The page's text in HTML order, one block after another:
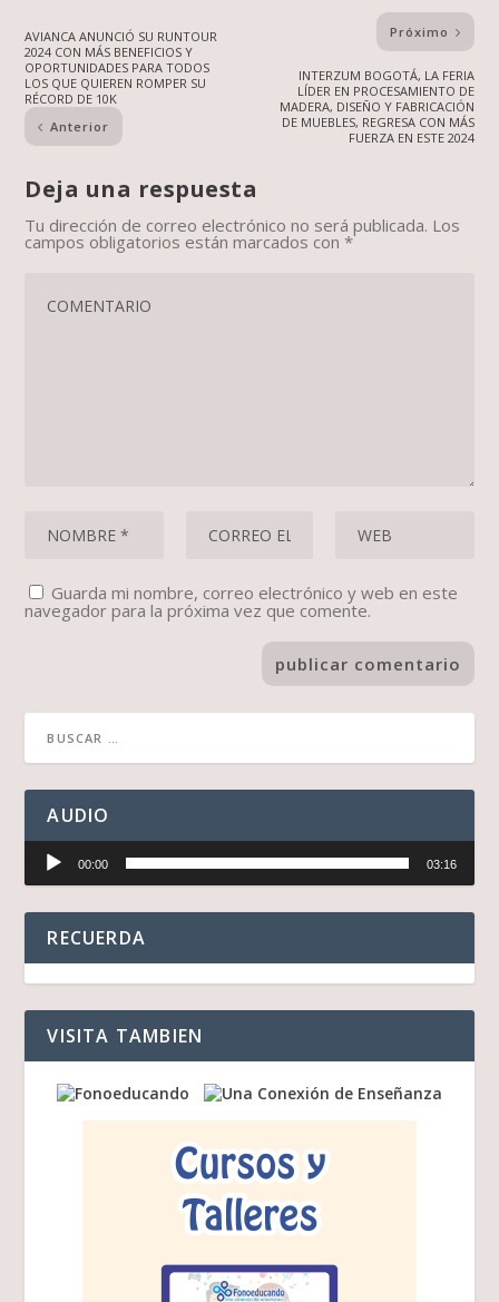
AVIANCA ANUNCIÓ SU RUNTOUR
2024 CON MÁS BENEFICIOS Y
OPORTUNIDADES PARA TODOS
LOS QUE QUIEREN ROMPER SU
RÉCORD DE 10K
Anterior
Próximo
INTERZUM BOGOTÁ, LA FERIA
LÍDER EN PROCESAMIENTO DE
MADERA, DISEÑO Y FABRICACIÓN
DE MUEBLES, REGRESA CON MÁS
FUERZA EN ESTE 2024
Deja una respuesta
Tu dirección de correo electrónico no será publicada. Los
campos obligatorios están marcados con*
Guarda mi nombre, correo electrónico y web en este
navegador para la próxima vez que comente.
AUDIO
Reproductor
audio
00:00 03:16
RECUERDA
VISITA TAMBIEN